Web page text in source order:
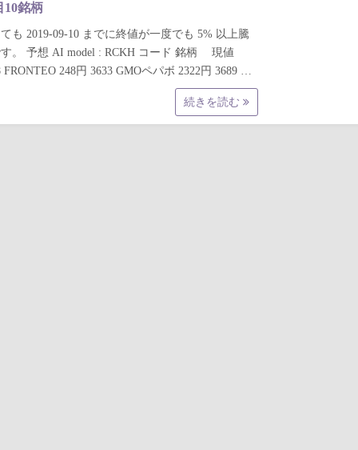
10銘柄
も 2019-09-10 までに終値が一度でも 5% 以上騰
す。 予想 AI model : RCKH コード 銘柄 現値
FRONTEO 248円 3633 GMOペパボ 2322円 3689 …
続きを読む